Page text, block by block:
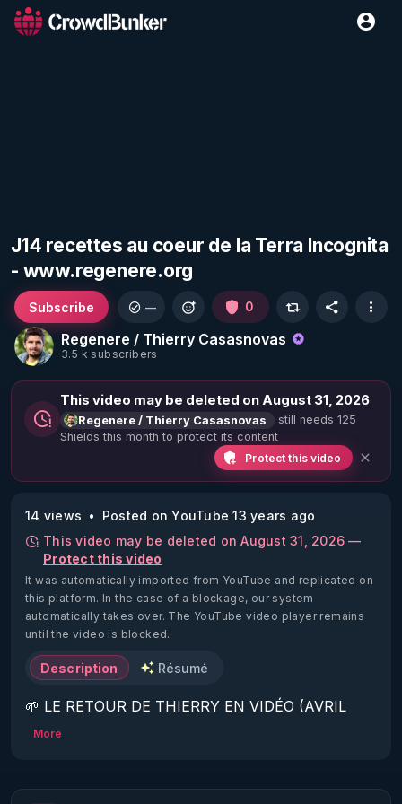
J14 recettes au coeur de la Terra Incognita
- www.regenere.org
Regenere / Thierry Casasnovas
3.5 k subscribers
Subscribe — 0
This video may be deleted on August 31, 2026
Regenere / Thierry Casasnovas
still needs 125
Shields this month to protect its content
Protect this video
14 views
Posted on YouTube 13 years ago
This video may be deleted on August 31, 2026 —
Protect this video
It was automatically imported from YouTube and replicated on
this platform. In the case of a blockage, our system
automatically takes over. The YouTube video player remains
until the video is blocked.
Description Résumé
🌱 LE RETOUR DE THIERRY EN VIDÉO (AVRIL
2022)!
https://www.rgnr.fr/presentation.html
More